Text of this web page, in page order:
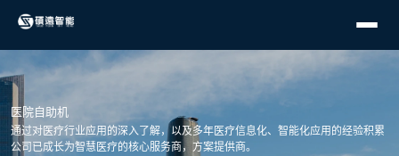
医院自助机
通过对医疗行业应用的深入了解，以及多年医疗信息化、智能化应用的经验积累
公司已成长为智慧医疗的核心服务商，方案提供商。